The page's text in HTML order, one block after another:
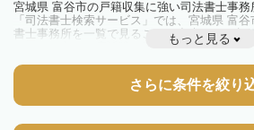
宮城県 富谷市の戸籍収集に強い司法書士事
「司法書士検索サービス」では、宮城県 富
書士事務所を一覧で見ることが出来ます。相
えている方は一度近隣の司法書士に相談して
もっと見る
さらに条件を絞り